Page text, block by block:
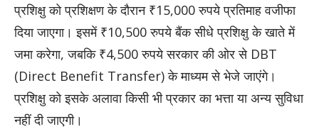
प्रशिक्षु को प्रशिक्षण के दौरान ₹15,000 रुपये प्रतिमाह वजीफा
दिया जाएगा। इसमें ₹10,500 रुपये बैंक सीधे प्रशिक्षु के खाते में
जमा करेगा, जबकि ₹4,500 रुपये सरकार की ओर से DBT
(Direct Benefit Transfer) के माध्यम से भेजे जाएंगे।
प्रशिक्षु को इसके अलावा किसी भी प्रकार का भत्ता या अन्य सुविधा
नहीं दी जाएगी।